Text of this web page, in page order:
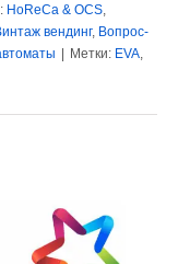
HoReCa & OCS,
вендинг, Вопрос-
| Метки: EVA,